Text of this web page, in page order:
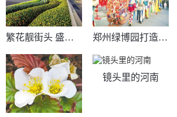
繁花靓街头 盛妆年味浓 郑州绿博园打造沉浸式年味体验
镜头里的河南